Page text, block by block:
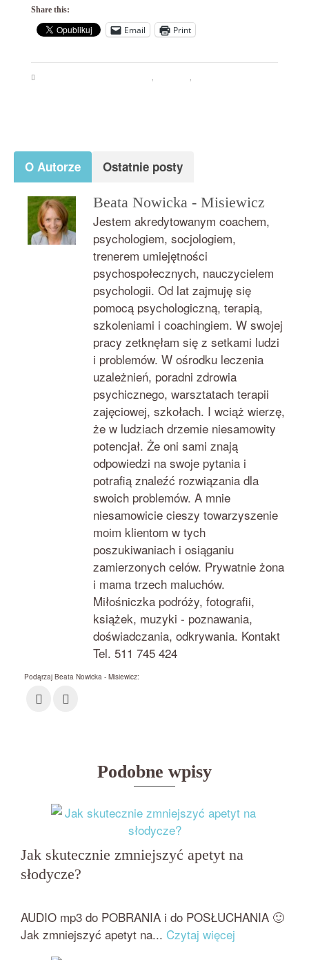
Share this:
Email Print
, ,
O Autorze Ostatnie posty
Podąrzaj Beata Nowicka - Misiewicz:
Beata Nowicka - Misiewicz
Jestem akredytowanym coachem,
psychologiem, socjologiem,
trenerem umiejętności
psychospołecznych, nauczycielem
psychologii. Od lat zajmuję się
pomocą psychologiczną, terapią,
szkoleniami i coachingiem. W swojej
pracy zetknęłam się z setkami ludzi
i problemów. W ośrodku leczenia
uzależnień, poradni zdrowia
psychicznego, warsztatach terapii
zajęciowej, szkołach. I wciąż wierzę,
że w ludziach drzemie niesamowity
potencjał. Że oni sami znają
odpowiedzi na swoje pytania i
potrafią znaleźć rozwiązania dla
swoich problemów. A mnie
niesamowicie cieszy towarzyszenie
moim klientom w tych
poszukiwaniach i osiąganiu
zamierzonych celów. Prywatnie żona
i mama trzech maluchów.
Miłośniczka podróży, fotografii,
książek, muzyki - poznawania,
doświadczania, odkrywania. Kontakt
Tel. 511 745 424
Podobne wpisy
Jak skutecznie zmniejszyć apetyt na
słodycze?
AUDIO mp3 do POBRANIA i do POSŁUCHANIA 🙂
Jak zmniejszyć apetyt na... Czytaj więcej